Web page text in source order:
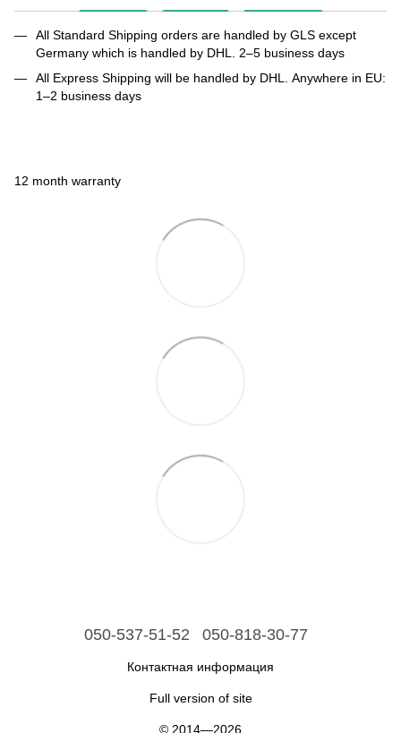
All Standard Shipping orders are handled by GLS except
Germany which is handled by DHL. 2–5 business days
All Express Shipping will be handled by DHL. Anywhere in EU:
1–2 business days
12 month warranty
050-537-51-52 050-818-30-77
Контактная информация
Full version of site
© 2014—2026